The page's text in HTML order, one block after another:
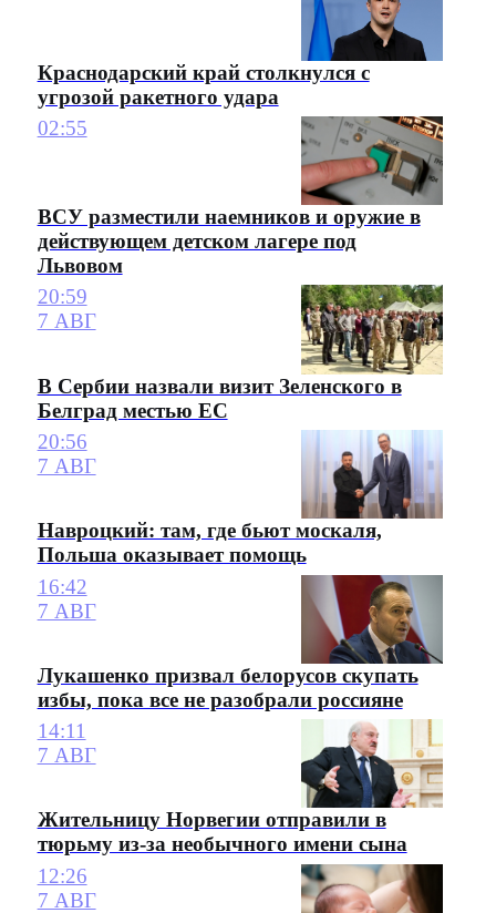
Краснодарский край столкнулся с
угрозой ракетного удара
02:55
ВСУ разместили наемников и оружие в
действующем детском лагере под
Львовом
20:59
7 АВГ
В Сербии назвали визит Зеленского в
Белград местью ЕС
20:56
7 АВГ
Навроцкий: там, где бьют москаля,
Польша оказывает помощь
16:42
7 АВГ
Лукашенко призвал белорусов скупать
избы, пока все не разобрали россияне
14:11
7 АВГ
Жительницу Норвегии отправили в
тюрьму из-за необычного имени сына
12:26
7 АВГ